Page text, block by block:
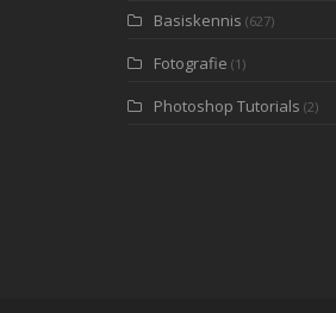
Basiskennis (627)
Fotografie (1)
Photoshop Tutorials (2)